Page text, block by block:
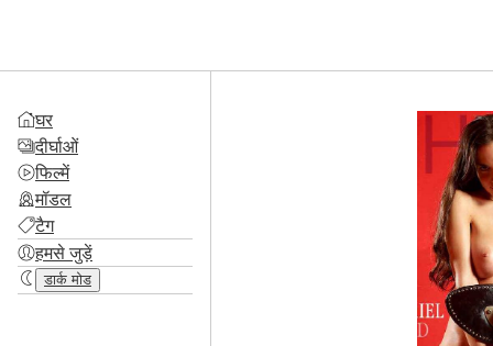
घर
दीर्घाओं
फिल्में
मॉडल
टैग
हमसे जुड़ें
डार्क मोड